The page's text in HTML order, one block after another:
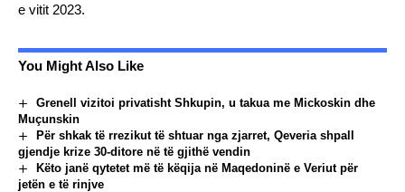
e vitit 2023.
You Might Also Like
Grenell vizitoi privatisht Shkupin, u takua me Mickoskin dhe
Muçunskin
Për shkak të rrezikut të shtuar nga zjarret, Qeveria shpall
gjendje krize 30-ditore në të gjithë vendin
Këto janë qytetet më të këqija në Maqedoninë e Veriut për
jetën e të rinjve